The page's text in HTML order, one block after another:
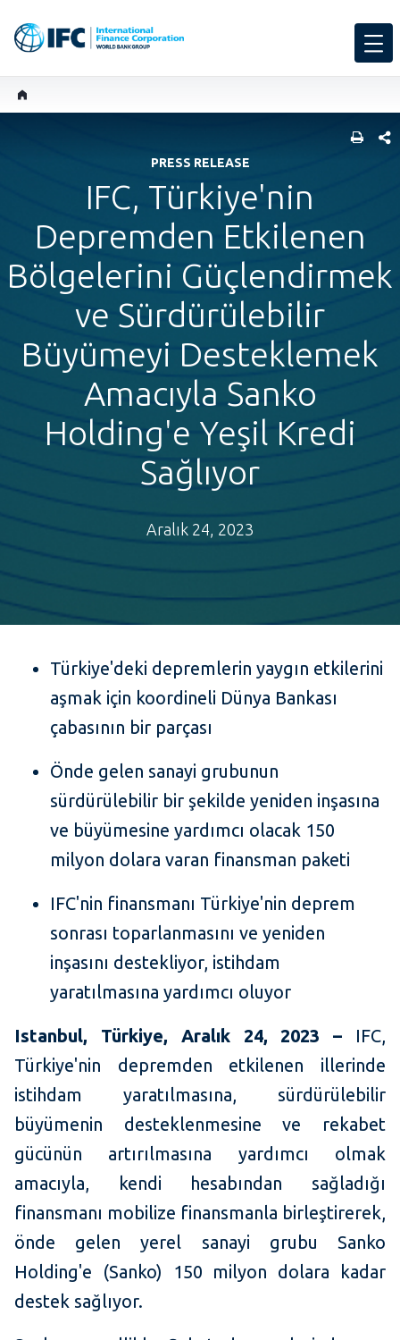
PRESS RELEASE
IFC, Türkiye'nin
Depremden Etkilenen
Bölgelerini Güçlendirmek
ve Sürdürülebilir
Büyümeyi Desteklemek
Amacıyla Sanko
Holding'e Yeşil Kredi
Sağlıyor
Aralık 24, 2023
Türkiye'deki depremlerin yaygın etkilerini
aşmak için koordineli Dünya Bankası
çabasının bir parçası
Önde gelen sanayi grubunun
sürdürülebilir bir şekilde yeniden inşasına
ve büyümesine yardımcı olacak 150
milyon dolara varan finansman paketi
IFC'nin finansmanı Türkiye'nin deprem
sonrası toparlanmasını ve yeniden
inşasını destekliyor, istihdam
yaratılmasına yardımcı oluyor
Istanbul, Türkiye, Aralık 24, 2023 – IFC,
Türkiye'nin depremden etkilenen illerinde
istihdam yaratılmasına, sürdürülebilir
büyümenin desteklenmesine ve rekabet
gücünün artırılmasına yardımcı olmak
amacıyla, kendi hesabından sağladığı
finansmanı mobilize finansmanla birleştirerek,
önde gelen yerel sanayi grubu Sanko
Holding'e (Sanko) 150 milyon dolara kadar
destek sağlıyor.